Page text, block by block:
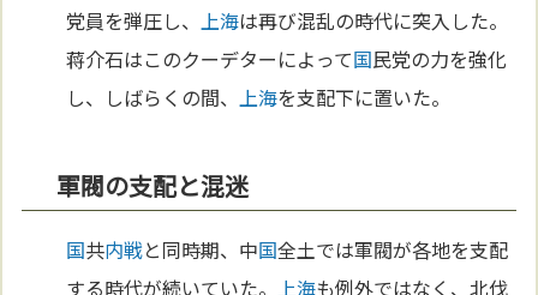
党員を弾圧し、上海は再び混乱の時代に突入した。
蒋介石はこのクーデターによって国民党の力を強化
し、しばらくの間、上海を支配下に置いた。
軍閥の支配と混迷
国共内戦と同時期、中国全土では軍閥が各地を支配
する時代が続いていた。
上海も例外ではなく、北伐